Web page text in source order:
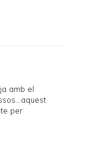
amb el
per